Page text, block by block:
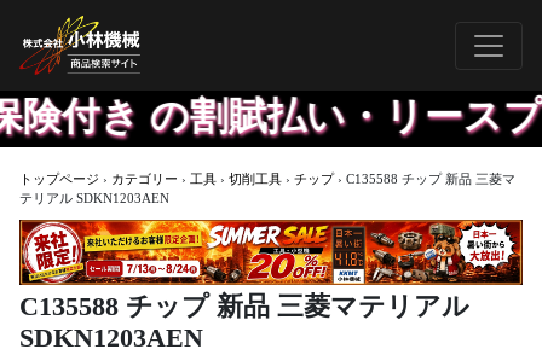
割賦払い・リースプラ
トップページ › カテゴリー › 工具 › 切削工具 › チップ› C135588 チップ 新品 三菱マ
テリアル SDKN1203AEN
C135588 チップ 新品 三菱マテリアル
SDKN1203AEN